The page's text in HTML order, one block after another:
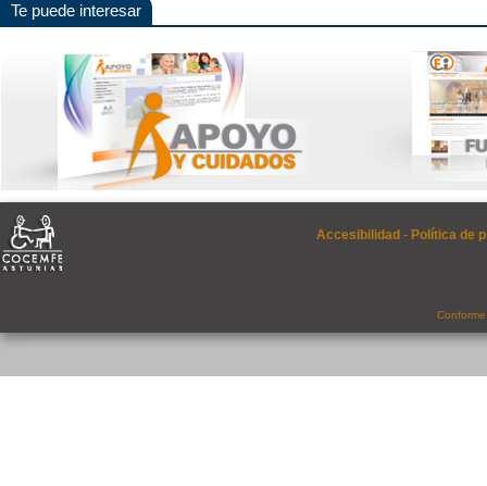
Te puede interesar
Accesibilidad - Política de